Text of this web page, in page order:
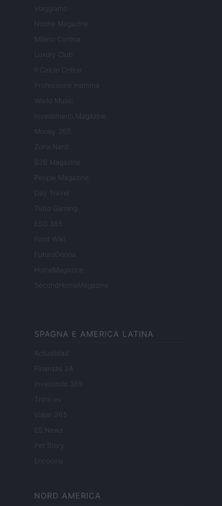
Viaggiamo
Nonne Magazine
Milano Cortina
Luxury Club
Il Calcio Online
Professione mamma
World Music
Investimenti Magazine
Money 365
Zona Nerd
B2B Magazine
People Magazine
Day Travel
Tutto Gaming
ESG 365
Food Wiki
FuturoDonna
HomeMagazine
SecondHomeMagazine
SPAGNA E AMERICA LATINA
Actualidad
Finanzas 24
Investindo 365
Think.es
Viajar 365
ES Newz
Pet Story
Encocina
NORD AMERICA